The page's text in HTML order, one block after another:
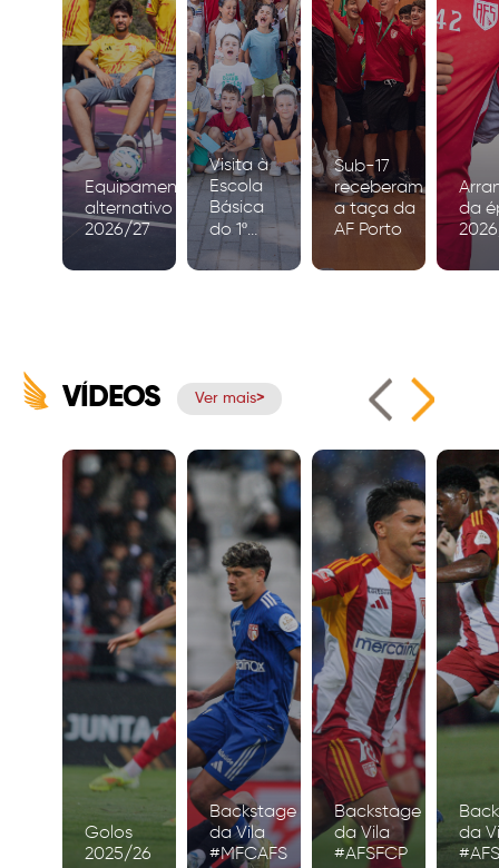
Equipamento
alternativo
2026/27
Visita à
Escola
Básica
do 1º
Ciclo de
Igreja
Sub-17
receberam
a taça da
AF Porto
da
VÍDEOS Ver mais
Golos
2025/26
Backstage
da Vila
#MFCAFS
Backstage
da Vila
#AFSFCP
da